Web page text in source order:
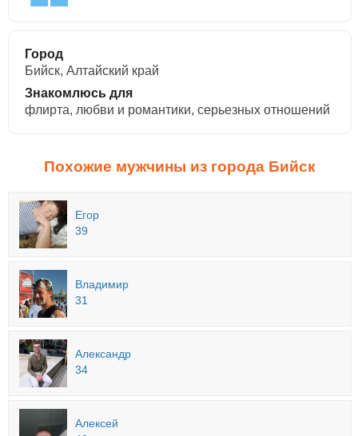
Город
Бийск, Алтайский край
Знакомлюсь для
флирта, любви и романтики, cерьезных отношений
Похожие мужчины из города Бийск
Егор
39
Владимир
31
Александр
34
Алексей